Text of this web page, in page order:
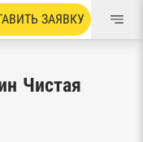
ЗАЯВКУ
Чистая